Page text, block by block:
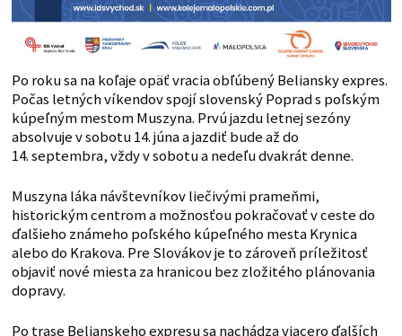
Po roku sa na koľaje opäť vracia obľúbený Beliansky expres.
Počas letných víkendov spojí slovenský Poprad s poľským
kúpeľným mestom Muszyna. Prvú jazdu letnej sezóny
absolvuje v sobotu 14. júna a jazdiť bude až do
14. septembra, vždy v sobotu a nedeľu dvakrát denne.
Muszyna láka návštevníkov liečivými prameňmi,
historickým centrom a možnosťou pokračovať v ceste do
ďalšieho známeho poľského kúpeľného mesta Krynica
alebo do Krakova. Pre Slovákov je to zároveň príležitosť
objaviť nové miesta za hranicou bez zložitého plánovania
dopravy.
Po trase Belianskeho expresu sa nachádza viacero ďalších